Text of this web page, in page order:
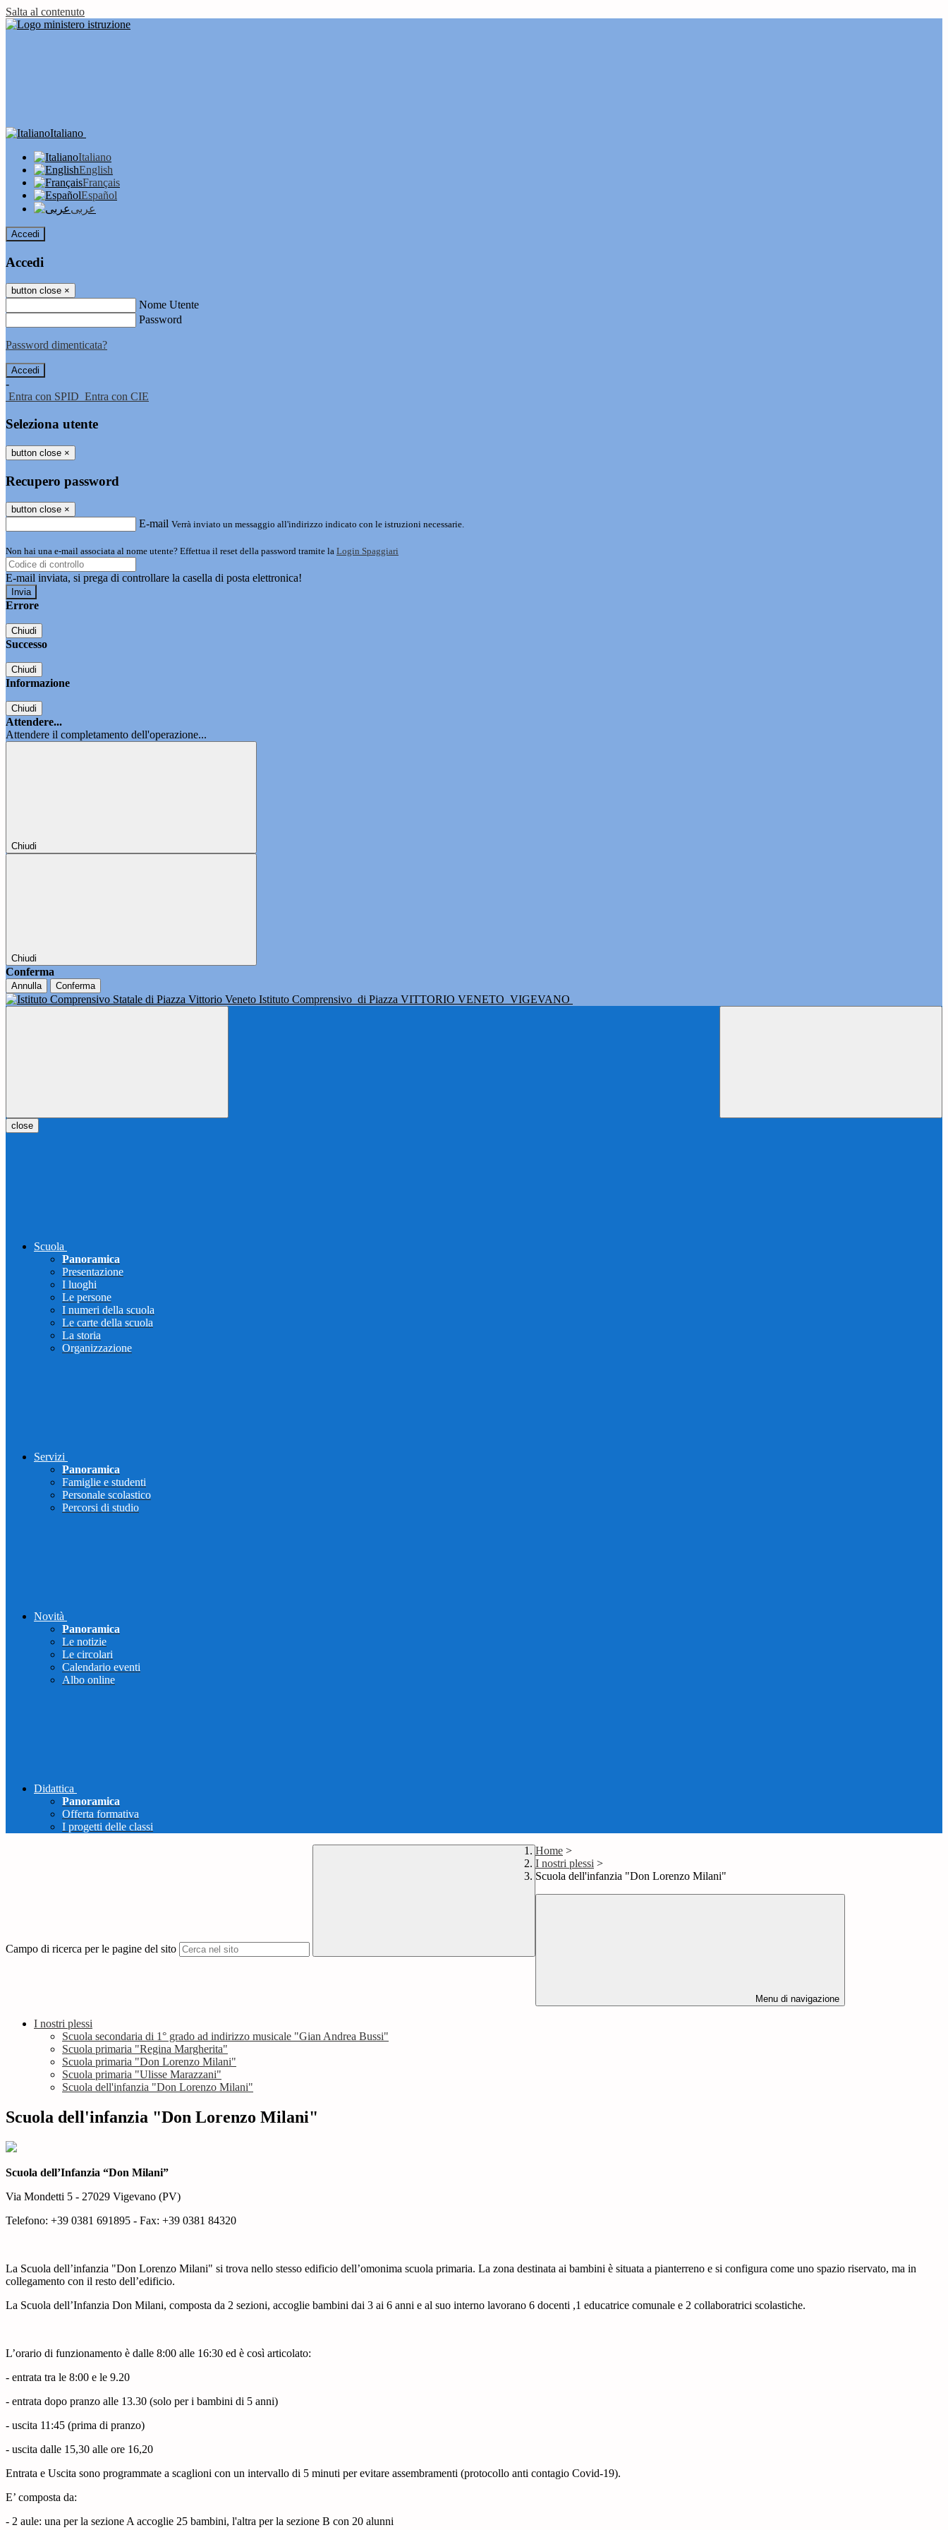
Salta al contenuto
Italiano
Italiano
English
Français
Español
عربى
Accedi
Accedi
button close ×
Nome Utente
Password
Password dimenticata?
-
Entra con SPID Entra con CIE
Seleziona utente
button close ×
Recupero password
button close ×
E-mail Verrà inviato un messaggio all'indirizzo indicato con le istruzioni necessarie.
Non hai una e-mail associata al nome utente? Effettua il reset della password tramite la Login Spaggiari
E-mail inviata, si prega di controllare la casella di posta elettronica!
Errore
Chiudi
Successo
Chiudi
Informazione
Chiudi
Attendere...
Attendere il completamento dell'operazione...
Chiudi
Chiudi
Conferma
Annulla Conferma
Istituto Comprensivo di Piazza VITTORIO VENETO VIGEVANO
close
Scuola
Panoramica
Presentazione
I luoghi
Le persone
I numeri della scuola
Le carte della scuola
La storia
Organizzazione
Servizi
Panoramica
Famiglie e studenti
Personale scolastico
Percorsi di studio
Novità
Panoramica
Le notizie
Le circolari
Calendario eventi
Albo online
Didattica
Panoramica
Offerta formativa
I progetti delle classi
Campo di ricerca per le pagine del sito
Home >
I nostri plessi >
Scuola dell'infanzia "Don Lorenzo Milani"
Menu di navigazione
I nostri plessi
Scuola secondaria di 1° grado ad indirizzo musicale "Gian Andrea Bussi"
Scuola primaria "Regina Margherita"
Scuola primaria "Don Lorenzo Milani"
Scuola primaria "Ulisse Marazzani"
Scuola dell'infanzia "Don Lorenzo Milani"
Scuola dell'infanzia "Don Lorenzo Milani"
Scuola dell’Infanzia “Don Milani”
Via Mondetti 5 - 27029 Vigevano (PV)
Telefono: +39 0381 691895 - Fax: +39 0381 84320
La Scuola dell’infanzia "Don Lorenzo Milani" si trova nello stesso edificio dell’omonima scuola primaria. La zona destinata ai bambini è situata a pianterreno e si configura come uno spazio riservato, ma in
collegamento con il resto dell’edificio.
La Scuola dell’Infanzia Don Milani, composta da 2 sezioni, accoglie bambini dai 3 ai 6 anni e al suo interno lavorano 6 docenti ,1 educatrice comunale e 2 collaboratrici scolastiche.
L’orario di funzionamento è dalle 8:00 alle 16:30 ed è così articolato:
- entrata tra le 8:00 e le 9.20
- entrata dopo pranzo alle 13.30 (solo per i bambini di 5 anni)
- uscita 11:45 (prima di pranzo)
- uscita dalle 15,30 alle ore 16,20
Entrata e Uscita sono programmate a scaglioni con un intervallo di 5 minuti per evitare assembramenti (protocollo anti contagio Covid-19).
E’ composta da:
- 2 aule: una per la sezione A accoglie 25 bambini, l'altra per la sezione B con 20 alunni